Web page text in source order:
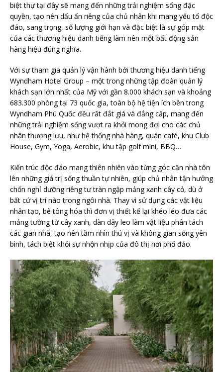
biệt thự tại đây sẽ mang đến những trải nghiệm sống đặc
quyền, tạo nên dấu ấn riêng của chủ nhân khi mang yếu tố độc
đáo, sang trọng, số lượng giới hạn và đặc biệt là sự góp mặt
của các thương hiệu danh tiếng làm nên một bất động sản
hàng hiệu đúng nghĩa.
Với sự tham gia quản lý vận hành bởi thương hiệu danh tiếng
Wyndham Hotel Group – một trong những tập đoàn quản lý
khách sạn lớn nhất của Mỹ với gần 8.000 khách sạn và khoảng
683.300 phòng tại 73 quốc gia, toàn bộ hệ tiện ích bên trong
Wyndham Phú Quốc đều rất đắt giá và đẳng cấp, mang đến
những trải nghiệm sống vượt ra khỏi mong đợi cho các chủ
nhân thượng lưu, như hệ thống nhà hàng, quán café, khu Club
House, Gym, Yoga, Aerobic, khu tập golf mini, BBQ…
Kiến trúc độc đáo mang thiên nhiên vào từng góc căn nhà tôn
lên những giá trị sống thuần tự nhiên, giúp chủ nhân tận hưởng
chốn nghỉ dưỡng riêng tư tràn ngập mảng xanh cây cỏ, dù ở
bất cứ vị trí nào trong ngôi nhà. Thay vì sử dụng các vật liệu
nhân tạo, bê tông hóa thì đơn vị thiết kế lại khéo léo đưa các
mảng tường từ cây xanh, dàn dây leo làm vật liệu phân tách
các gian nhà, tạo nên tầm nhìn thú vị và không gian sống yên
bình, tách biệt khỏi sự nhộn nhịp của đô thị nơi phố đảo.